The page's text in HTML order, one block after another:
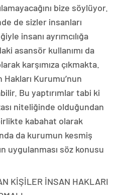
bize söylüyor.
de sizler insanları
insanı ayrımcılığa
asansör kullanımı da
karşımıza çıkmakta.
Kurumu’nun
Bu yaptırımlar tabi ki
niteliğinde olduğundan
kabahat olarak
da kurumun kesmiş
uygulanması söz konusu
KİŞİLER İNSAN HAKLARI